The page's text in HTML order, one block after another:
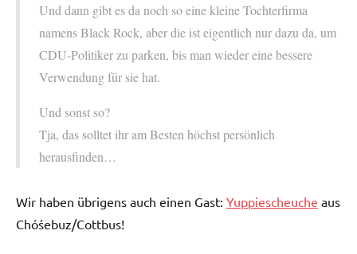
Und dann gibt es da noch so eine kleine Tochterfirma
namens Black Rock, aber die ist eigentlich nur dazu da, um
CDU-Politiker zu parken, bis man wieder eine bessere
Verwendung für sie hat.
Und sonst so?
Tja, das solltet ihr am Besten höchst persönlich
herausfinden…
Wir haben übrigens auch einen Gast: Yuppiescheuche aus
Chóśebuz/Cottbus!